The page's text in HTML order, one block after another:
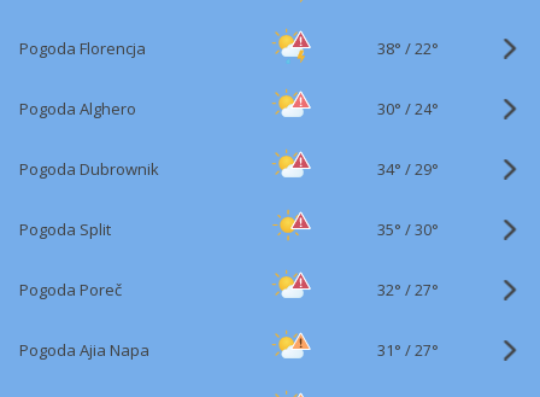
Pogoda Florencja 38° /22°
Pogoda Alghero 30° /24°
Pogoda Dubrownik 34° /29°
Pogoda Split 35° /30°
Pogoda Poreč 32° /27°
Pogoda Ajia Napa 31° /27°